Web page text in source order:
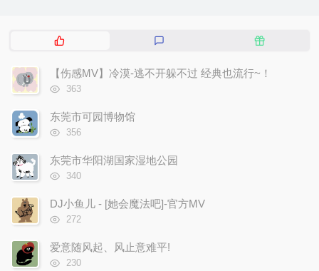
热
文
章
评
随
文
【伤感MV】冷漠-逃不开躲不过 经典也流行~！
浏
次
数:
363
东莞市可园博物馆
浏
次
数:
356
东莞市华阳湖国家湿地公园
浏
次
数:
340
DJ小鱼儿 - [她会魔法吧]-官方MV
浏
次
数:
272
爱意随风起、风止意难平!
浏
230